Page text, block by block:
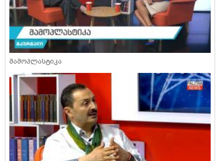
მამოპლასტიკა